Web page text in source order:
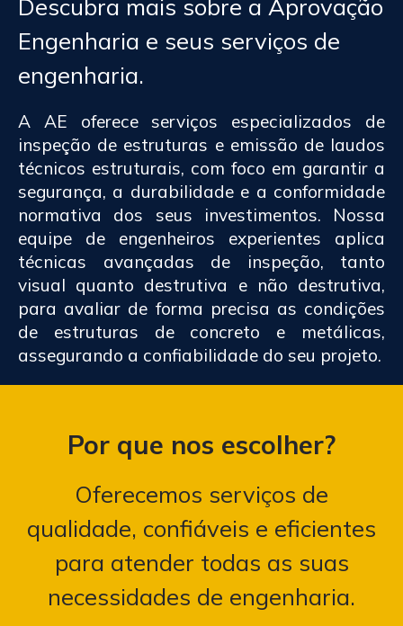
Descubra mais sobre a Aprovação
Engenharia e seus serviços de
engenharia.
A AE oferece serviços especializados de
inspeção de estruturas e emissão de laudos
técnicos estruturais, com foco em garantir a
segurança, a durabilidade e a conformidade
normativa dos seus investimentos. Nossa
equipe de engenheiros experientes aplica
técnicas avançadas de inspeção, tanto
visual quanto destrutiva e não destrutiva,
para avaliar de forma precisa as condições
de estruturas de concreto e metálicas,
assegurando a confiabilidade do seu projeto.
Por que nos escolher?
Oferecemos serviços de
qualidade, confiáveis e eficientes
para atender todas as suas
necessidades de engenharia.